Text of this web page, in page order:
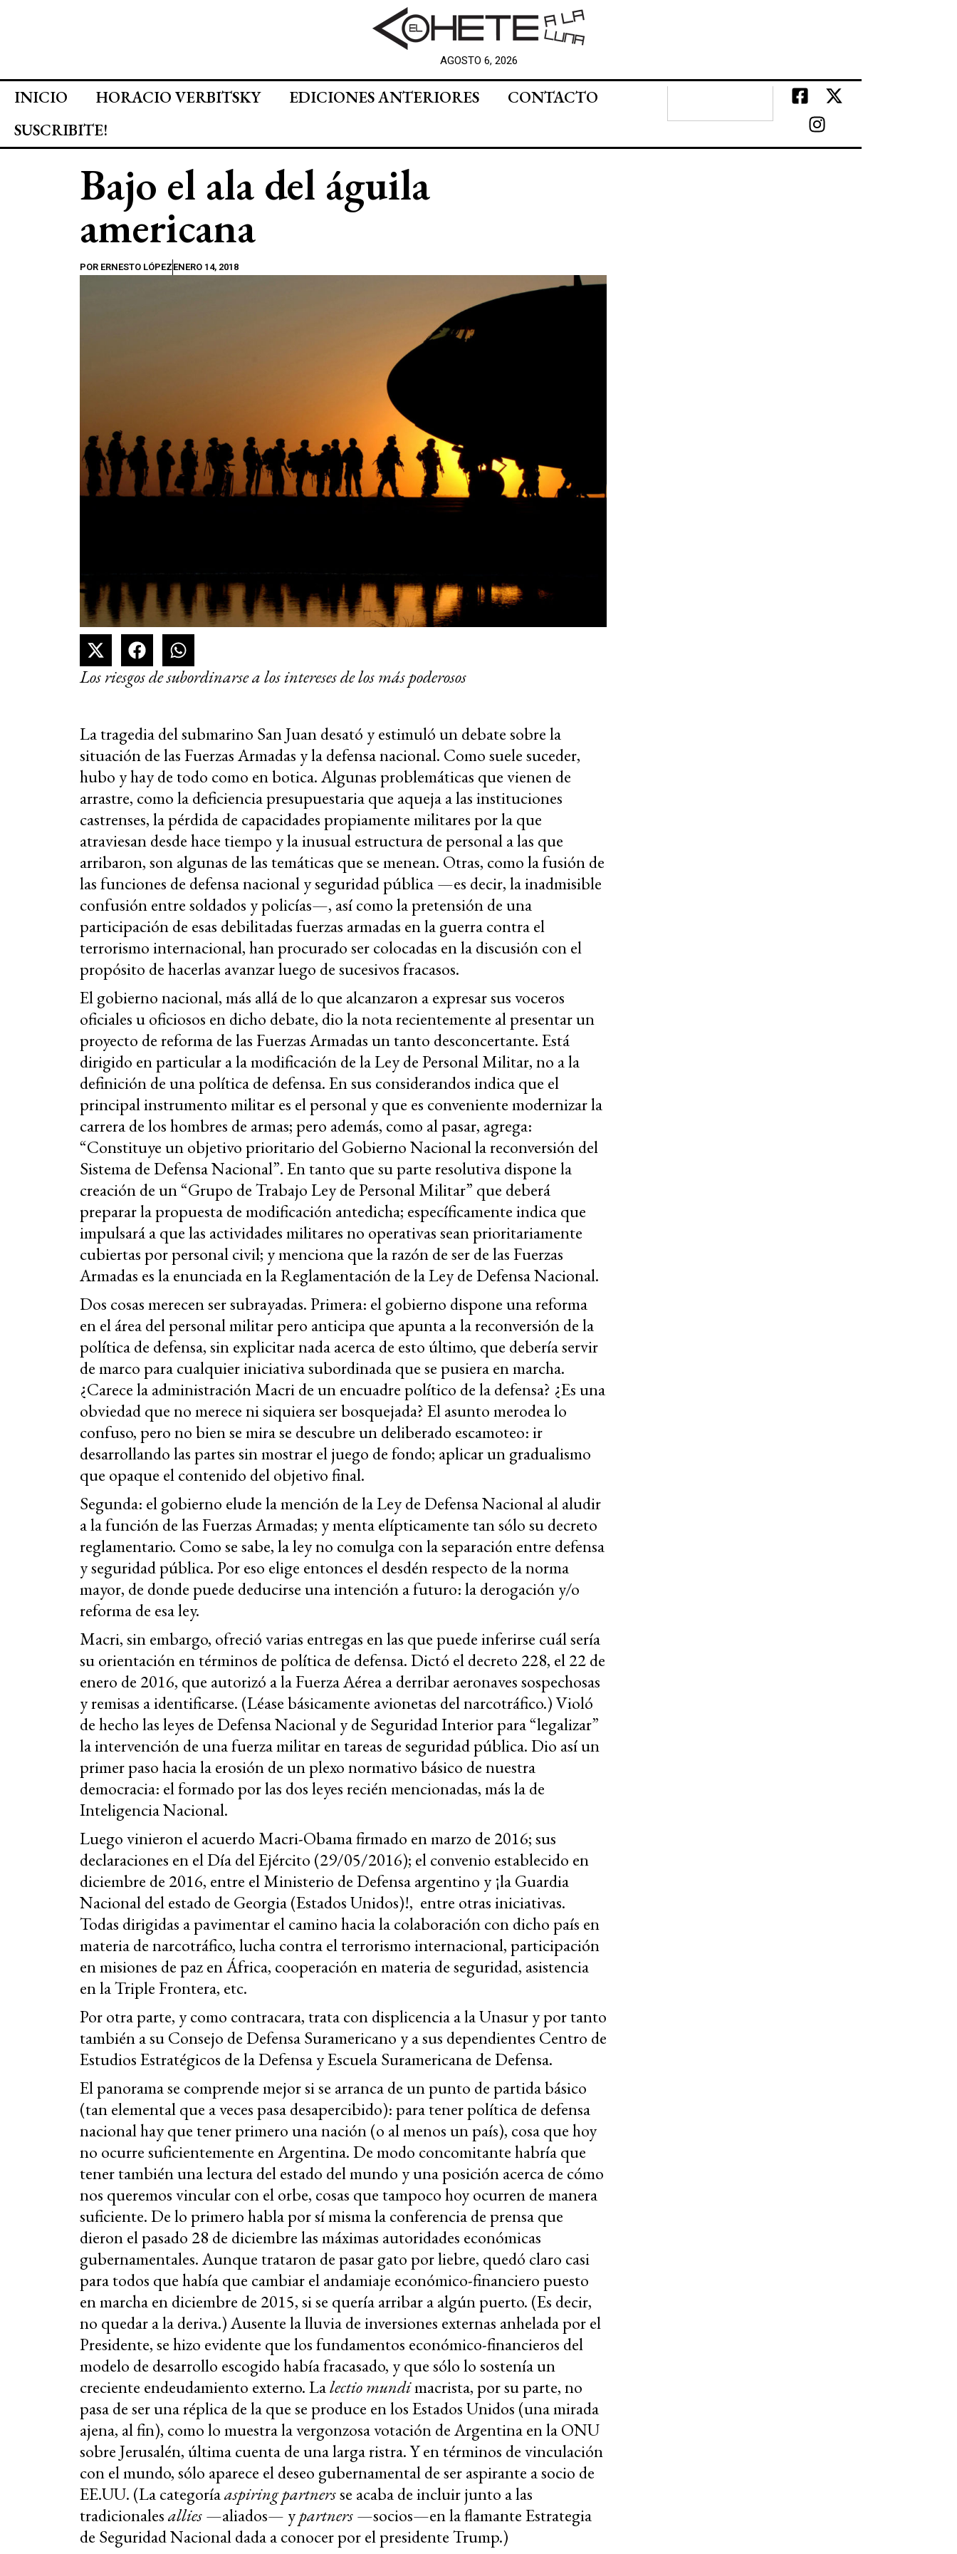
AGOSTO 6, 2026
INICIO HORACIO VERBITSKY EDICIONES ANTERIORES
CONTACTO
SUSCRIBITE!
Bajo el ala del águila
americana
POR ERNESTO LÓPEZ ENERO 14, 2018
Los riesgos de subordinarse a los intereses de los más poderosos
La tragedia del submarino San Juan desató y estimuló un debate sobre la
situación de las Fuerzas Armadas y la defensa nacional. Como suele suceder,
hubo y hay de todo como en botica. Algunas problemáticas que vienen de
arrastre, como la deficiencia presupuestaria que aqueja a las instituciones
castrenses, la pérdida de capacidades propiamente militares por la que
atraviesan desde hace tiempo y la inusual estructura de personal a las que
arribaron, son algunas de las temáticas que se menean. Otras, como la fusión de
las funciones de defensa nacional y seguridad pública —es decir, la inadmisible
confusión entre soldados y policías—, así como la pretensión de una
participación de esas debilitadas fuerzas armadas en la guerra contra el
terrorismo internacional, han procurado ser colocadas en la discusión con el
propósito de hacerlas avanzar luego de sucesivos fracasos.
El gobierno nacional, más allá de lo que alcanzaron a expresar sus voceros
oficiales u oficiosos en dicho debate, dio la nota recientemente al presentar un
proyecto de reforma de las Fuerzas Armadas un tanto desconcertante. Está
dirigido en particular a la modificación de la Ley de Personal Militar, no a la
definición de una política de defensa. En sus considerandos indica que el
principal instrumento militar es el personal y que es conveniente modernizar la
carrera de los hombres de armas; pero además, como al pasar, agrega:
“Constituye un objetivo prioritario del Gobierno Nacional la reconversión del
Sistema de Defensa Nacional”. En tanto que su parte resolutiva dispone la
creación de un “Grupo de Trabajo Ley de Personal Militar” que deberá
preparar la propuesta de modificación antedicha; específicamente indica que
impulsará a que las actividades militares no operativas sean prioritariamente
cubiertas por personal civil; y menciona que la razón de ser de las Fuerzas
Armadas es la enunciada en la Reglamentación de la Ley de Defensa Nacional.
Dos cosas merecen ser subrayadas. Primera: el gobierno dispone una reforma
en el área del personal militar pero anticipa que apunta a la reconversión de la
política de defensa, sin explicitar nada acerca de esto último, que debería servir
de marco para cualquier iniciativa subordinada que se pusiera en marcha.
¿Carece la administración Macri de un encuadre político de la defensa? ¿Es una
obviedad que no merece ni siquiera ser bosquejada? El asunto merodea lo
confuso, pero no bien se mira se descubre un deliberado escamoteo: ir
desarrollando las partes sin mostrar el juego de fondo; aplicar un gradualismo
que opaque el contenido del objetivo final.
Segunda: el gobierno elude la mención de la Ley de Defensa Nacional al aludir
a la función de las Fuerzas Armadas; y menta elípticamente tan sólo su decreto
reglamentario. Como se sabe, la ley no comulga con la separación entre defensa
y seguridad pública. Por eso elige entonces el desdén respecto de la norma
mayor, de donde puede deducirse una intención a futuro: la derogación y/o
reforma de esa ley.
Macri, sin embargo, ofreció varias entregas en las que puede inferirse cuál sería
su orientación en términos de política de defensa. Dictó el decreto 228, el 22 de
enero de 2016, que autorizó a la Fuerza Aérea a derribar aeronaves sospechosas
y remisas a identificarse. (Léase básicamente avionetas del narcotráfico.) Violó
de hecho las leyes de Defensa Nacional y de Seguridad Interior para “legalizar”
la intervención de una fuerza militar en tareas de seguridad pública. Dio así un
primer paso hacia la erosión de un plexo normativo básico de nuestra
democracia: el formado por las dos leyes recién mencionadas, más la de
Inteligencia Nacional.
Luego vinieron el acuerdo Macri-Obama firmado en marzo de 2016; sus
declaraciones en el Día del Ejército (29/05/2016); el convenio establecido en
diciembre de 2016, entre el Ministerio de Defensa argentino y ¡la Guardia
Nacional del estado de Georgia (Estados Unidos)!, entre otras iniciativas.
Todas dirigidas a pavimentar el camino hacia la colaboración con dicho país en
materia de narcotráfico, lucha contra el terrorismo internacional, participación
en misiones de paz en África, cooperación en materia de seguridad, asistencia
en la Triple Frontera, etc.
Por otra parte, y como contracara, trata con displicencia a la Unasur y por tanto
también a su Consejo de Defensa Suramericano y a sus dependientes Centro de
Estudios Estratégicos de la Defensa y Escuela Suramericana de Defensa.
El panorama se comprende mejor si se arranca de un punto de partida básico
(tan elemental que a veces pasa desapercibido): para tener política de defensa
nacional hay que tener primero una nación (o al menos un país), cosa que hoy
no ocurre suficientemente en Argentina. De modo concomitante habría que
tener también una lectura del estado del mundo y una posición acerca de cómo
nos queremos vincular con el orbe, cosas que tampoco hoy ocurren de manera
suficiente. De lo primero habla por sí misma la conferencia de prensa que
dieron el pasado 28 de diciembre las máximas autoridades económicas
gubernamentales. Aunque trataron de pasar gato por liebre, quedó claro casi
para todos que había que cambiar el andamiaje económico-financiero puesto
en marcha en diciembre de 2015, si se quería arribar a algún puerto. (Es decir,
no quedar a la deriva.) Ausente la lluvia de inversiones externas anhelada por el
Presidente, se hizo evidente que los fundamentos económico-financieros del
modelo de desarrollo escogido había fracasado, y que sólo lo sostenía un
creciente endeudamiento externo. Lalectio mundimacrista, por su parte, no
pasa de ser una réplica de la que se produce en los Estados Unidos (una mirada
ajena, al fin), como lo muestra la vergonzosa votación de Argentina en la ONU
sobre Jerusalén, última cuenta de una larga ristra. Y en términos de vinculación
con el mundo, sólo aparece el deseo gubernamental de ser aspirante a socio de
EE.UU. (La categoríaaspiring partnersse acaba de incluir junto a las
tradicionalesallies—aliados— ypartners—socios—en la flamante Estrategia
de Seguridad Nacional dada a conocer por el presidente Trump.)